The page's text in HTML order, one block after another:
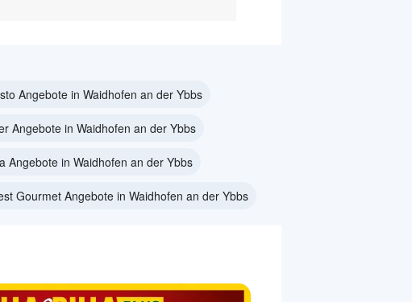
Angebote in Waidhofen an der Ybbs
Angebote in Waidhofen an der Ybbs
Angebote in Waidhofen an der Ybbs
Gourmet Angebote in Waidhofen an der Ybbs